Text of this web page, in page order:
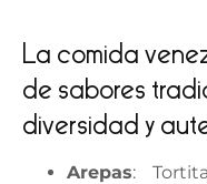
La comida
de sabores
diversidad y
Arepas: